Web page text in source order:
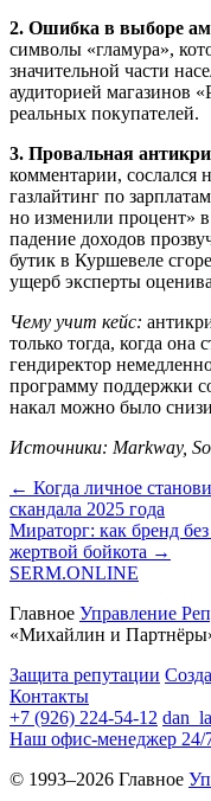
2. Ошибка в выборе
символы «гламура»,
значительной части
аудиторией магазинов
реальных покупателей.
3. Провальная
комментарии, сослался
газлайтинг по
но изменили процент»
падение доходов
бутик в Куршевеле
ущерб эксперты
Чему учит кейс:
только тогда, когда
гендиректор
программу поддержки
накал можно было
Источники: Markway,
← Когда личное
скандала 2025 года
Мираторг: как бренд
жертвой бойкота →
SERM.ONLINE
Главное Управление
«Михайлин и
Защита репутации
Контакты
+7 (926) 224-54-12
Наш офис-менеджер 24/
© 1993–2026 Главное